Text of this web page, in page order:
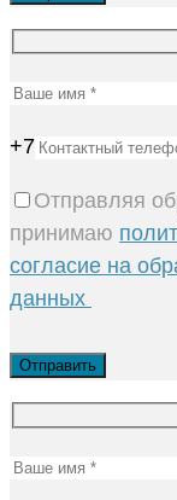
+7
Отправляя
принимаю
согласие на
данных